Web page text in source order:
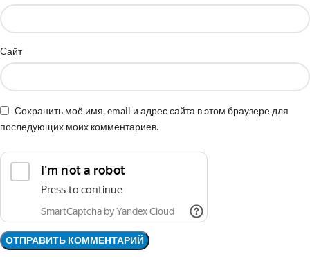
Сайт
Сохранить моё имя, email и адрес сайта в этом браузере для
последующих моих комментариев.